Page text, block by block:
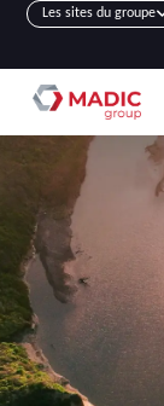
Les sites du groupe